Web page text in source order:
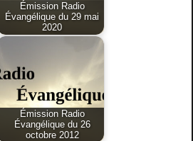
Émission Radio
Évangélique du 29 mai
2020
Émission Radio
Évangélique du 26
octobre 2012